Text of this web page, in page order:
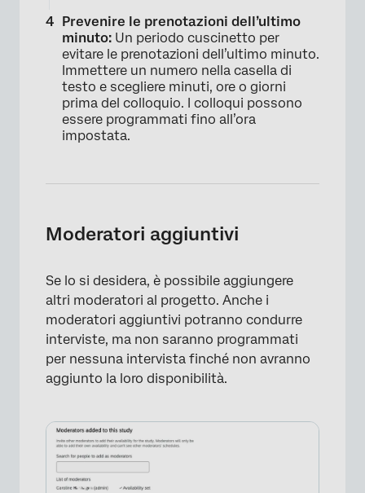
Prevenire le prenotazioni dell’ultimo
minuto: Un periodo cuscinetto per
evitare le prenotazioni dell’ultimo minuto.
Immettere un numero nella casella di
testo e scegliere minuti, ore o giorni
prima del colloquio. I colloqui possono
essere programmati fino all’ora
impostata.
Moderatori aggiuntivi
Se lo si desidera, è possibile aggiungere
altri moderatori al progetto. Anche i
moderatori aggiuntivi potranno condurre
interviste, ma non saranno programmati
per nessuna intervista finché non avranno
aggiunto la loro disponibilità.